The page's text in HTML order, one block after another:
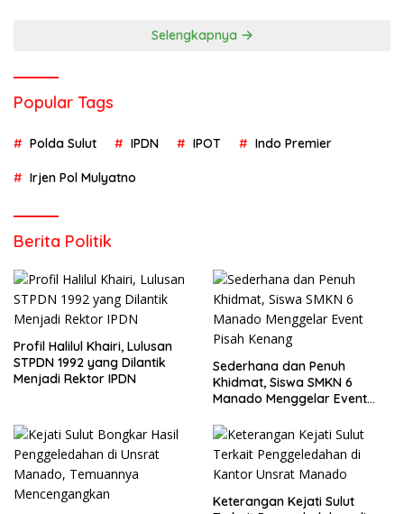
Selengkapnya
Popular Tags
Polda Sulut IPDN IPOT Indo Premier
Irjen Pol Mulyatno
Berita Politik
Profil Halilul Khairi, Lulusan
STPDN 1992 yang Dilantik
Menjadi Rektor IPDN
Sederhana dan Penuh
Khidmat, Siswa SMKN 6
Manado Menggelar Event
Keterangan Kejati Sulut